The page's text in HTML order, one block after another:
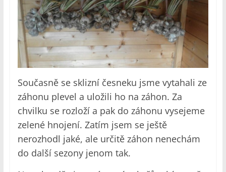
Současně se sklizní česneku jsme vytahali ze
záhonu plevel a uložili ho na záhon. Za
chvilku se rozloží a pak do záhonu vysejeme
zelené hnojení. Zatím jsem se ještě
nerozhodl jaké, ale určitě záhon nenechám
do další sezony jenom tak.